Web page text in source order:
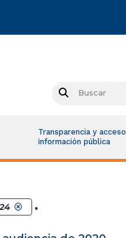
Transparencia y acceso
información pública
.